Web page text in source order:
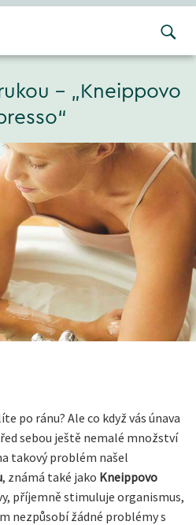
– „Kneippovo
po ránu? Ale co když vás únava
sebou ještě nemalé množství
takový problém našel
, známá také jako Kneippovo
příjemně stimuluje organismus,
nezpůsobí žádné problémy s